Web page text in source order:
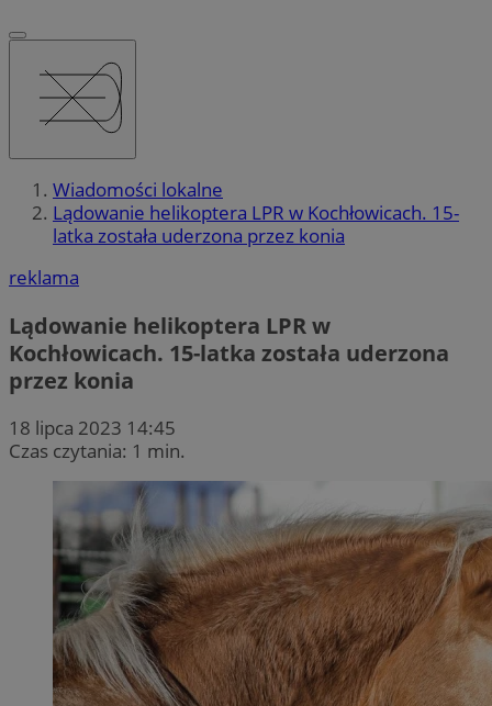
Wiadomości lokalne
Lądowanie helikoptera LPR w Kochłowicach. 15-
latka została uderzona przez konia
reklama
Lądowanie helikoptera LPR w
Kochłowicach. 15-latka została uderzona
przez konia
18 lipca 2023 14:45
Czas czytania: 1 min.